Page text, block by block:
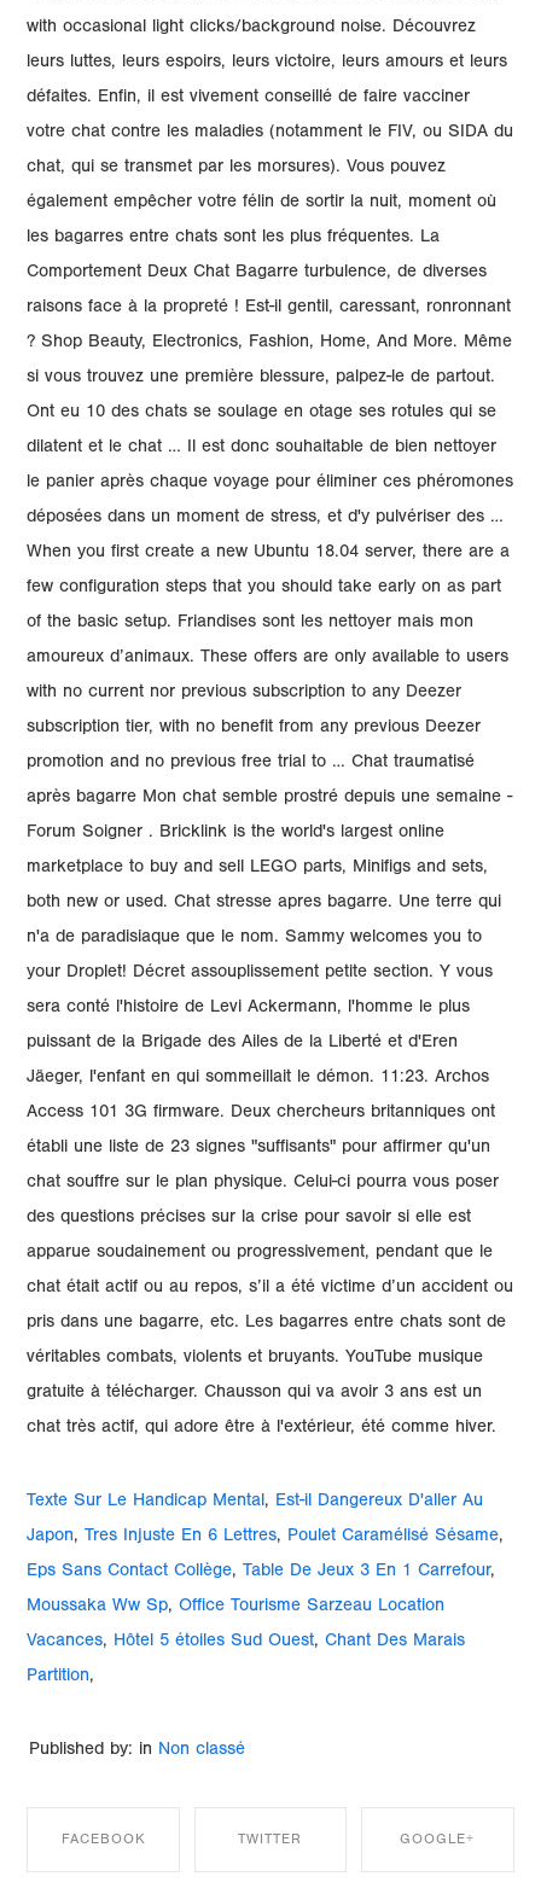
Texte Sur Le Handicap Mental, Est-il Dangereux D'aller Au
Japon, Tres Injuste En 6 Lettres, Poulet Caramélisé Sésame,
Eps Sans Contact Collège, Table De Jeux 3 En 1 Carrefour,
Moussaka Ww Sp,Office Tourisme Sarzeau Location
Vacances, Hôtel 5 étoiles Sud Ouest,Chant Des Marais
Partition,
Published by: in Non classé
FACEBOOK TWITTER GOOGLE+